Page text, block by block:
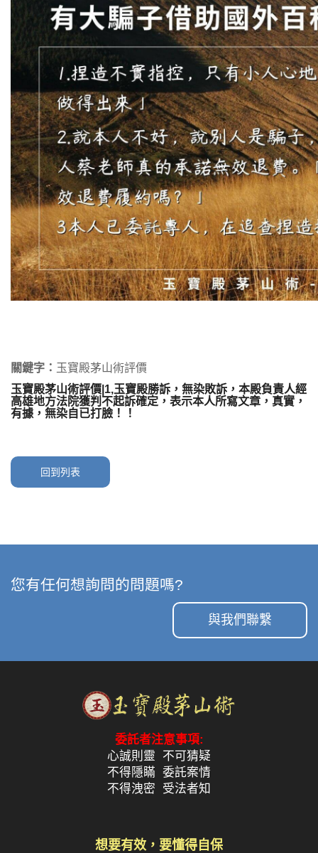
關鍵字： 玉寶殿茅山術評價
玉寶殿茅山術評價|1,玉寶殿勝訴，無染敗訴，本殿負責人經
高雄地方法院獲判不起訴確定，表示本人所寫文章，真實，
有據，無染自已打臉！！
回到列表
您有任何想詢問的問題嗎?
與我們聯繫
委託者注意事項:
心誠則靈 不可猜疑
不得隱瞞 委託案情
不得洩密 受法者知
想要有效，要懂得自保